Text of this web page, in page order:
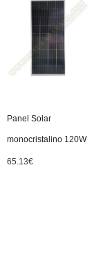
Panel Solar
monocristalino 120W
65.13€